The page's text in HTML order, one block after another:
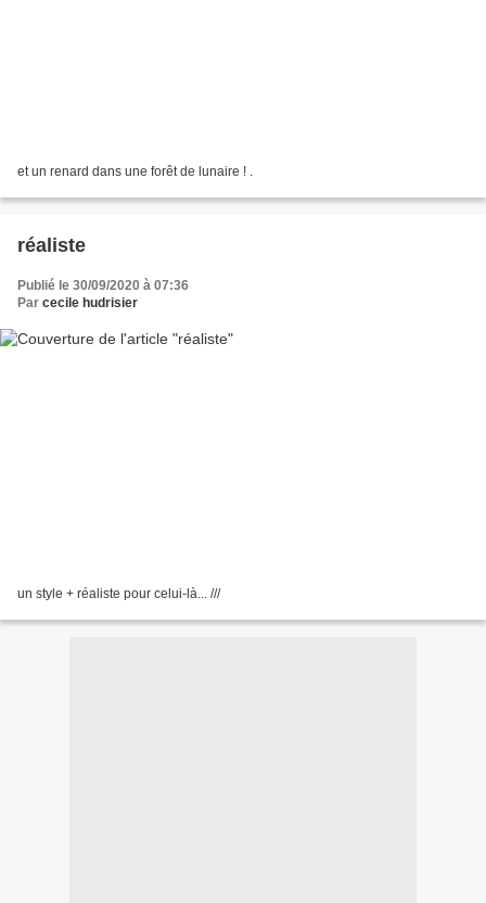
et un renard dans une forêt de lunaire ! .
réaliste
Publié le 30/09/2020 à 07:36
Par cecile hudrisier
un style + réaliste pour celui-là... ///